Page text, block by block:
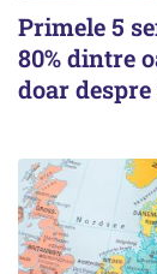
Primele 5
80% dintre
doar